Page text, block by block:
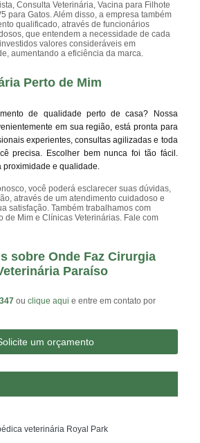
Consulta Veterinária, Vacina para Filhote
para Gatos. Além disso, a empresa também
qualificado, através de funcionários
que entendem a necessidade de cada
valores consideráveis em
aumentando a eficiência da marca.
Perto de Mim
de qualidade perto de casa? Nossa
em sua região, está pronta para
experientes, consultas agilizadas e toda
precisa. Escolher bem nunca foi tão fácil.
e qualidade.
você poderá esclarecer suas dúvidas,
através de um atendimento cuidadoso e
satisfação. Também trabalhamos com
de Mim e Clínicas Veterinárias. Fale com
sobre Onde Faz Cirurgia
Paraíso
ouclique aqui e entre em contato por
um orçamento
veterinária Royal Park